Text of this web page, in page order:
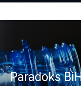
Paradoks